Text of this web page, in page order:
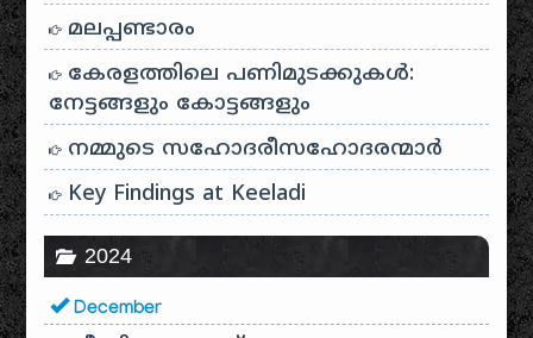
മലപ്പണ്ടാരം
കേരളത്തിലെ പണിമുടക്കുകൾ:
നേട്ടങ്ങളും കോട്ടങ്ങളും
നമ്മുടെ സഹോദരീസഹോദരന്മാർ
Key Findings at Keeladi
2024
December